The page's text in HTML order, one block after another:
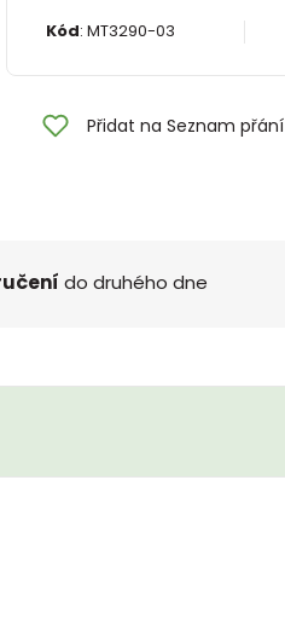
Kód: MT3290-03
Přidat na Seznam přání
do druhého dne